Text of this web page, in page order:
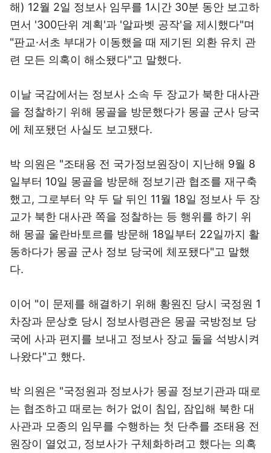
해) 12월 2일 정보사 임무를 1시간 30분 동안 보고하
면서 '300단위 계획'과 '알파벳 공작'을 제시했다"며
"판교·서초 부대가 이동했을 때 제기된 외환 유치 관
련 모든 의혹이 해소됐다"고 말했다.
이날 국감에서는 정보사 소속 두 장교가 북한 대사관
을 정찰하기 위해 몽골을 방문했다가 몽골 군사 당국
에 체포됐던 사실도 보고됐다.
박 의원은 "조태용 전 국가정보원장이 지난해 9월 8
일부터 10일 몽골을 방문해 정보기관 협조를 재구축
했고, 그로부터 약 두 달 뒤인 11월 18일 정보사 두 장
교가 북한 대사관 쪽을 정찰하는 등 행위를 하기 위
해 몽골 울란바토르를 방문해 18일부터 22일까지 활
동하다가 몽골 군사 정보 당국에 체포됐다"고 말했
다.
이어 "이 문제를 해결하기 위해 황원진 당시 국정원 1
차장과 문상호 당시 정보사령관은 몽골 국방정보 당
국에 사과 편지를 보내고 정보사 장교 둘을 석방시켜
나왔다"고 했다.
박 의원은 "국정원과 정보사가 몽골 정보기관과 때로
는 협조하고 때로는 허가 없이 침입, 잠입해 북한 대
사관과 모종의 임무를 수행하는 첫 단추를 조태용 전
원장이 열었고, 정보사가 구체화하려고 했다는 의혹